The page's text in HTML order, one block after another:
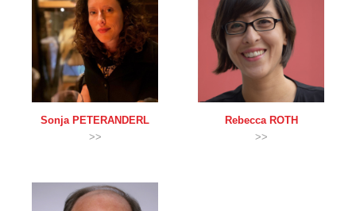
Sonja PETERANDERL
>>
Rebecca ROTH
>>